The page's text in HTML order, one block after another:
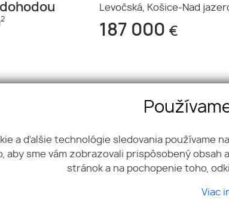
2
Levočská, Košice-Nad
187 000 €
Real - Sk, s.r.o.
71, 040 01 Košice
Ing. Michal Jurča
+421 907 970 829
Ing. Daniela
a ďalšie technológie sledovania používame
aby sme vám zobrazovali prispôsobený
stránok a na pochopenie toho,
Viac